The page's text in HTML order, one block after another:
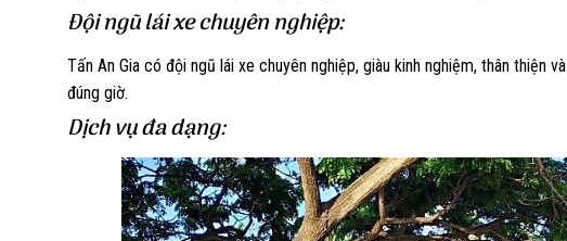
Đội ngũ lái xe chuyên nghiệp:
Tấn An Gia có đội ngũ lái xe chuyên nghiệp, giàu kinh nghiệm, thân
đúng giờ.
Dịch vụ đa dạng: